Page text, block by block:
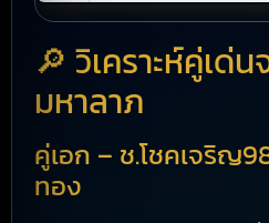
🔎 วิเคราะห์คู่เด่
มหาลาภ
คู่เอก – ช.โชคเจริญ
ทอง